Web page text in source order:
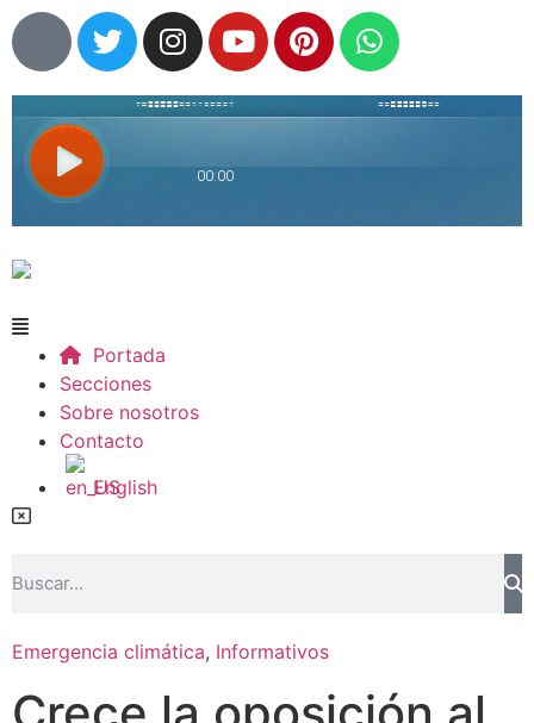
Portada
Secciones
Sobre nosotros
Contacto
English
Emergencia climática, Informativos